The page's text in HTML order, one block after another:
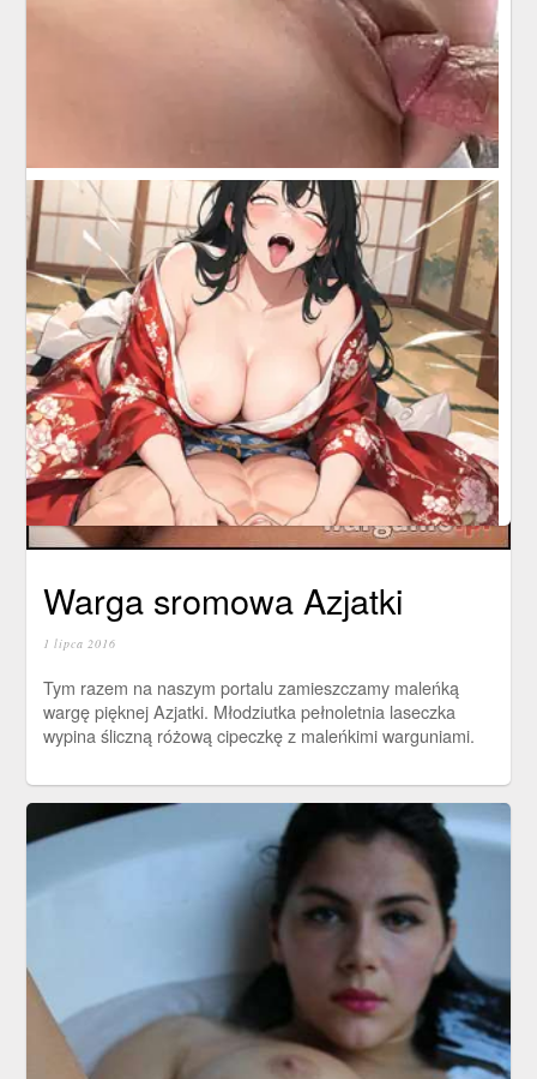
Warga sromowa Azjatki
1 lipca 2016
Tym razem na naszym portalu zamieszczamy maleńką
wargę pięknej Azjatki. Młodziutka pełnoletnia laseczka
wypina śliczną różową cipeczkę z maleńkimi warguniami.